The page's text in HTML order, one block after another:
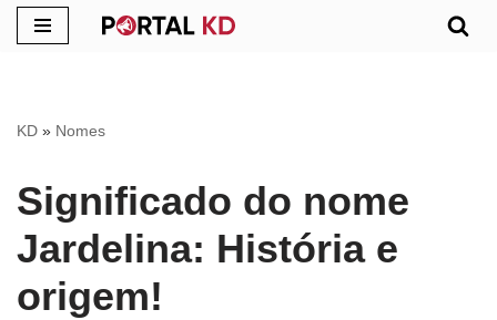
conteúdo
KD » Nomes
Significado do nome
Jardelina: História e
origem!